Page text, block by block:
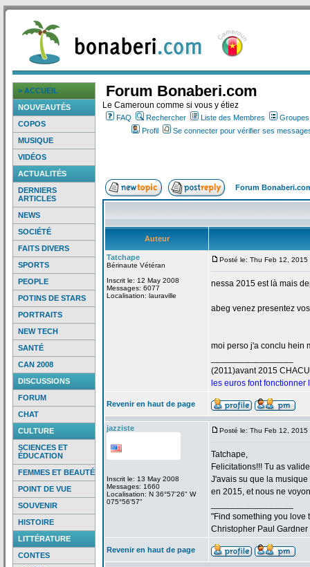
> ACCUEIL
NOUVEAUTÉS
COPOS
MUSIQUE
VIDÉOS
ACTUALITÉS
DERNIERS
ARTICLES
NEWS
SOCIÉTÉ
FAITS DIVERS
SPORTS
PEOPLE
POTINS DE STARS
PORTRAITS
NEW TECH
SANTÉ
CAN 2008
DISCUSSIONS
FORUM
CHAT
CULTURE
SCIENCES ET
ÉDUCATION
FEMMES ET BEAUTÉ
POINT DE VUE
SOUVENIR
HISTOIRE
LITTÉRATURE
CONTES
Forum Bonaberi.com
Le Cameroun comme si vous y étiez
FAQ Rechercher Liste des Membres
Profil
Se connecter pour vérifier ses
Forum
Auteur
Tatchape
Bérinaute Vétéran
Inscrit le: 12 May 2008
Messages: 6077
Localisation: lauraville
Posté le: Thu Feb 12, 2015
nessa 2015 est là mais
abeg venez presentez
moi perso j'a conclu hein
(2011)avant 2015
les euros font fonctionner
Revenir en haut de page
jazziste
Inscrit le: 13 May 2008
Messages: 1660
Localisation: N 36°57'26" W
075°56'57"
Posté le: Thu Feb 12, 2015
Tatchape,
Felicitations!!! Tu as
J'avais su que la musique
en 2015, et nous ne
"Find something you love
Christopher Paul Gardner
Revenir en haut de page